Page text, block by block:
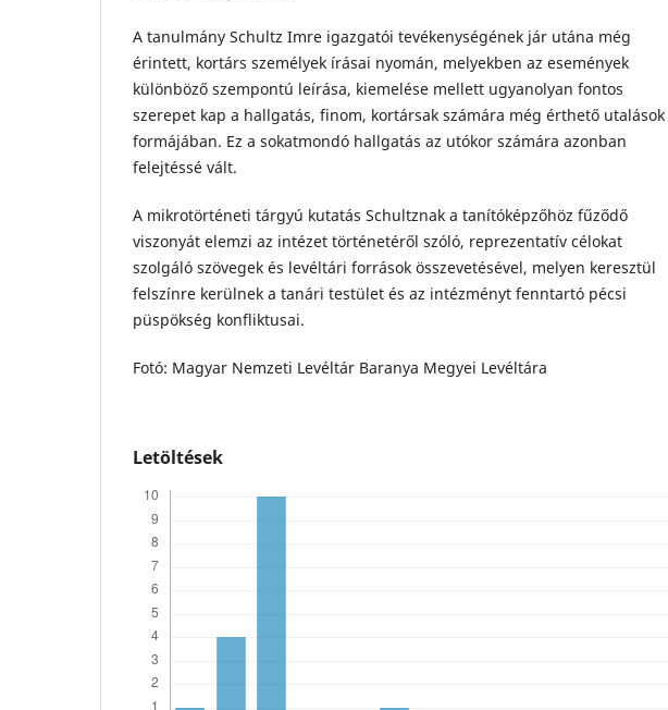
A tanulmány Schultz Imre igazgatói tevékenységének jár utána még
érintett, kortárs személyek írásai nyomán, melyekben az események
különböző szempontú leírása, kiemelése mellett ugyanolyan fontos
szerepet kap a hallgatás, finom, kortársak számára még érthető utalások
formájában. Ez a sokatmondó hallgatás az utókor számára azonban
felejtéssé vált.
A mikrotörténeti tárgyú kutatás Schultznak a tanítóképzőhöz fűződő
viszonyát elemzi az intézet történetéről szóló, reprezentatív célokat
szolgáló szövegek és levéltári források összevetésével, melyen keresztül
felszínre kerülnek a tanári testület és az intézményt fenntartó pécsi
püspökség konfliktusai.
Fotó: Magyar Nemzeti Levéltár Baranya Megyei Levéltára
Letöltések